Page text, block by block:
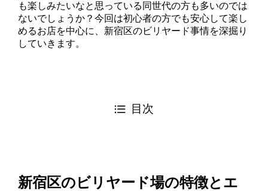
も楽しみたいなと思っている同世代の方も多いのでは
ないでしょうか？今回は初心者の方でも安心して楽し
めるお店を中心に、新宿区のビリヤード事情を深掘り
していきます。
目次
新宿区のビリヤード場の特徴とエ